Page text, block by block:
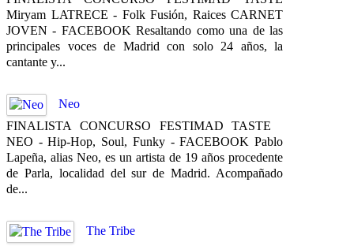
Miryam LATRECE - Folk Fusión, Raices CARNET
JOVEN - FACEBOOK Resaltando como una de las
principales voces de Madrid con solo 24 años, la
cantante y...
Neo
FINALISTA CONCURSO FESTIMAD TASTE
NEO - Hip-Hop, Soul, Funky - FACEBOOK Pablo
Lapeña, alias Neo, es un artista de 19 años procedente
de Parla, localidad del sur de Madrid. Acompañado
de...
The Tribe